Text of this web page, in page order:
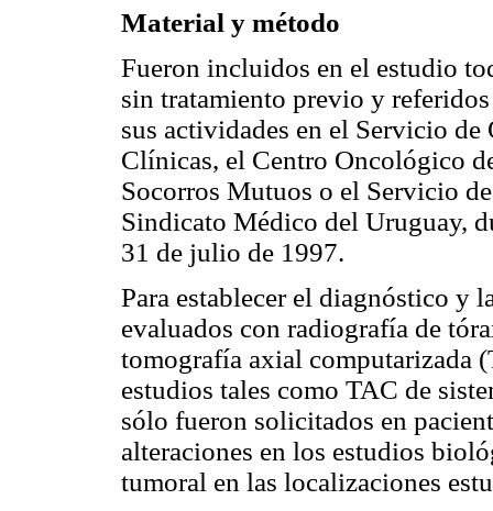
Material y método
Fueron incluidos en el estudio
sin tratamiento previo y
sus actividades en el Servicio
Clínicas, el Centro Oncológico
Socorros Mutuos o el Servicio
Sindicato Médico del Uruguay,
31 de julio de 1997.
Para establecer el diagnóstico y
evaluados con radiografía de
tomografía axial computarizada
estudios tales como TAC de
sólo fueron solicitados en
alteraciones en los estudios
tumoral en las localizaciones